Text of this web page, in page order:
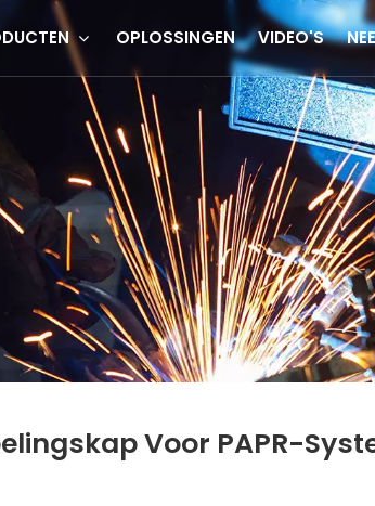
OPLOSSINGEN VIDEO'S
Voor PAPR-